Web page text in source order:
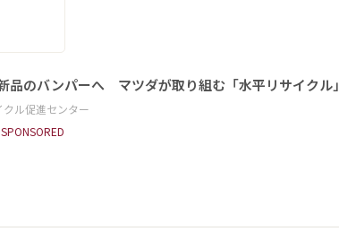
品のバンパーへ マツダが取り組む「水平リサイクル」
クル促進センター
SPONSORED